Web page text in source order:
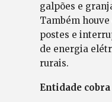
galpões e
Também
postes e
de energia
rurais.
Entidade